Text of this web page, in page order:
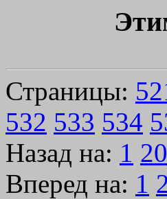
Страницы:
532 533 534
Назад на: 1 20
Вперед на: 1